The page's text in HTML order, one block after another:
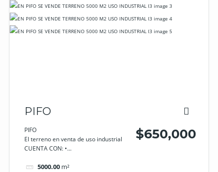
PIFO
PIFO
El terreno en venta de uso industrial
CUENTA CON: •...
5000.00 m²
$650,000